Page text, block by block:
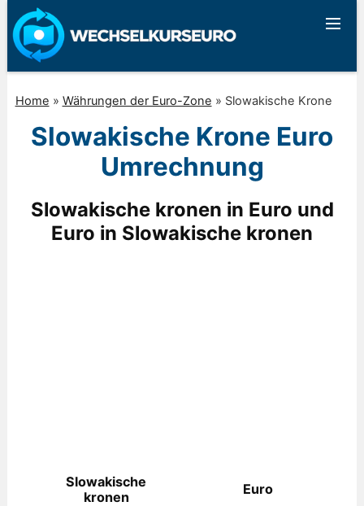
Home » Währungen der Euro-Zone » Slowakische Krone
Slowakische Krone Euro
Umrechnung
Slowakische kronen in Euro und
Euro in Slowakische kronen
Slowakische
kronen
Euro